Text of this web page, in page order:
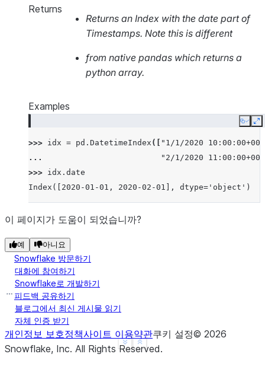
Returns
Returns an Index with the date part of
Timestamps. Note this is different
from native pandas which returns a
python array.
Examples
Copy
>>> idx = pd . DatetimeIndex ([
"1/1/2020
...
"2/1/2020
>>> idx . date
Index([2020-01-01, 2020-02-01], dtype='object')
Show less
See more
이 페이지가 도움이 되었습니까?
예 아니요
Snowflake 방문하기
대화에 참여하기
Snowflake로 개발하기
피드백 공유하기
블로그에서 최신 게시물 읽기
자체 인증 받기
개인정보 보호정책사이트 이용약관쿠키 설정© 2026
Snowflake, Inc. All Rights Reserved.